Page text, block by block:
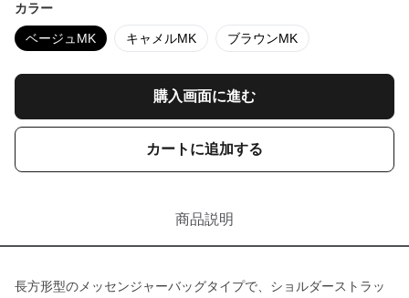
カラー
ベージュMK キャメルMK ブラウンMK
購入画面に進む
カートに追加する
商品説明
長方形型のメッセンジャーバッグタイプで、ショルダーストラッ